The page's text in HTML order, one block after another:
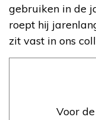
gebruiken in de
roept hij
zit vast in ons
Voor